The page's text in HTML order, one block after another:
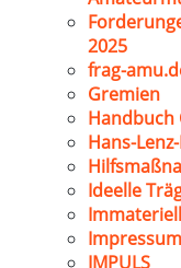
2025
frag-
Gremien
Hans-
Ideelle
Impressum
IMPULS